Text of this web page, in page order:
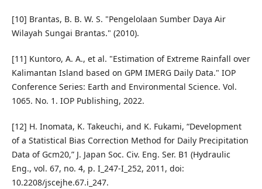
[10] Brantas, B. B. W. S. "Pengelolaan Sumber Daya Air
Wilayah Sungai Brantas." (2010).
[11] Kuntoro, A. A., et al. "Estimation of Extreme Rainfall over
Kalimantan Island based on GPM IMERG Daily Data." IOP
Conference Series: Earth and Environmental Science. Vol.
1065. No. 1. IOP Publishing, 2022.
[12] H. Inomata, K. Takeuchi, and K. Fukami, “Development
of a Statistical Bias Correction Method for Daily Precipitation
Data of Gcm20,” J. Japan Soc. Civ. Eng. Ser. B1 (Hydraulic
Eng., vol. 67, no. 4, p. I_247-I_252, 2011, doi:
10.2208/jscejhe.67.i_247.